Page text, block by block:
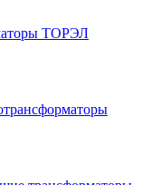
ТОРЭЛ